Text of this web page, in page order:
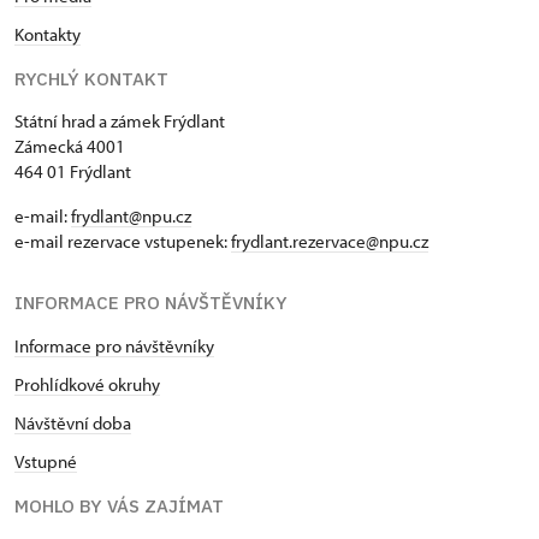
Kontakty
RYCHLÝ KONTAKT
Státní hrad a zámek Frýdlant
Zámecká 4001
464 01 Frýdlant
e-mail:frydlant@npu.cz
e-mail rezervace vstupenek:frydlant.rezervace@npu.cz
INFORMACE PRO NÁVŠTĚVNÍKY
Informace pro návštěvníky
Prohlídkové okruhy
Návštěvní doba
Vstupné
MOHLO BY VÁS ZAJÍMAT